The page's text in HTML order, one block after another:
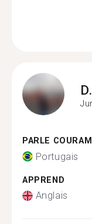
D.
PARLE
Portugais
APPREND
Anglais